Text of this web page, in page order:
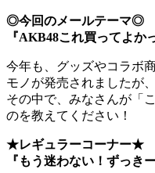
◎今回のメールテーマ◎
『AKB48これ買ってよか
今年も、グッズやコラボ
モノが発売されましたが、
その中で、みなさんが「
のを教えてください！
★レギュラーコーナー★
『もう迷わない！ずっき